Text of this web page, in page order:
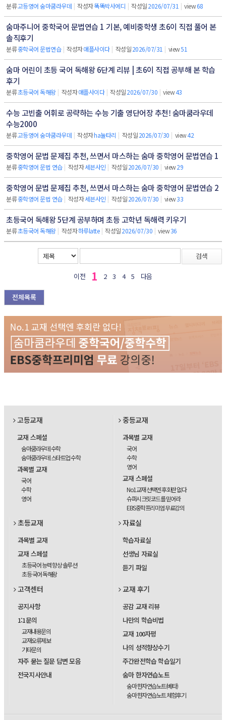
분류고등영어 숨마쿰라우데 | 작성자똑똑박사에디 | 작성일2026/07/31 | view68
숨마주니어 중학국어 문법연습 1 기본, 예비중학생 초6이 직접 풀어 본
솔직후기
분류중학국어 문법연습 | 작성자애플사이다 | 작성일2026/07/31 | view51
숨마 어린이 초등 국어 독해왕 6단계 리뷰 | 초6이 직접 공부해 본 학습
후기
분류초등국어 독해왕 | 작성자애플사이다 | 작성일2026/07/30 | view43
수능 고빈출 어휘로 공략하는 수능 기출 영단어장 추천! 숨마쿰라우데
수능2000
분류고등영어 숨마쿰라우데 | 작성자ha눌타리 | 작성일2026/07/30 | view42
중학영어 문법 문제집 추천, 쓰면서 마스하는 숨마 중학영어 문법연습 1
분류중학영어 문법 연습 | 작성자세븐사인 | 작성일2026/07/30 | view29
중학영어 문법 문제집 추천, 쓰면서 마스하는 숨마 중학영어 문법연습 2
분류중학영어 문법 연습 | 작성자세븐사인 | 작성일2026/07/30 | view33
초등국어 독해왕 5단계 공부하며 초등 고학년 독해력 키우기
분류초등국어 독해왕 | 작성자하루latte | 작성일2026/07/30 | view36
검색
이전 1 2 3 4 5 다음
전체목록
고등교재
교재 스페셜
숨마쿰라우데 수학
숨마쿰라우데 스타트업 수학
과목별 교재
국어
수학
영어
중등교재
과목별 교재
국어
수학
영어
교재 스페셜
No1교재 선택엔 후회란 없다
슈퍼시크릿코드를 믿어라
EBS중학프리미엄 무료강의
초등교재
과목별 교재
교재 스페셜
초등국어 능력 향상 솔루션
초등 국어 독해왕
자료실
학습자료실
선생님 자료실
듣기 파일
고객센터
공지사항
1:1문의
교재내용문의
교재오류제보
기타문의
자주 묻는 질문 답변 모음
전국지사안내
교재 후기
공감 교재 리뷰
나만의 학습비법
교재 100자평
나의 성적향상수기
주간완전학습 학습일기
숨마 한자연습노트
숨마 한자연습노트(베타)
숨마 한자연습노트 체험후기